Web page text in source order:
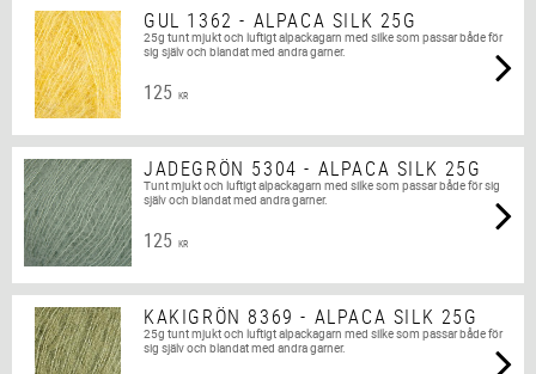
GUL 1362 - ALPACA SILK 25G
25g tunt mjukt och luftigt alpackagarn med silke som passar både för
sig själv och blandat med andra garner.
125 KR
JADEGRÖN 5304 - ALPACA SILK 25G
Tunt mjukt och luftigt alpackagarn med silke som passar både för sig
själv och blandat med andra garner.
125 KR
KAKIGRÖN 8369 - ALPACA SILK 25G
25g tunt mjukt och luftigt alpackagarn med silke som passar både för
sig själv och blandat med andra garner.